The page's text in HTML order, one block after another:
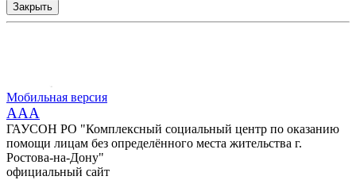
Закрыть
Мобильная версия
AAA
ГАУСОН РО "Комплексный социальный центр по оказанию
помощи лицам без определённого места жительства г.
Ростова-на-Дону"
официальный сайт